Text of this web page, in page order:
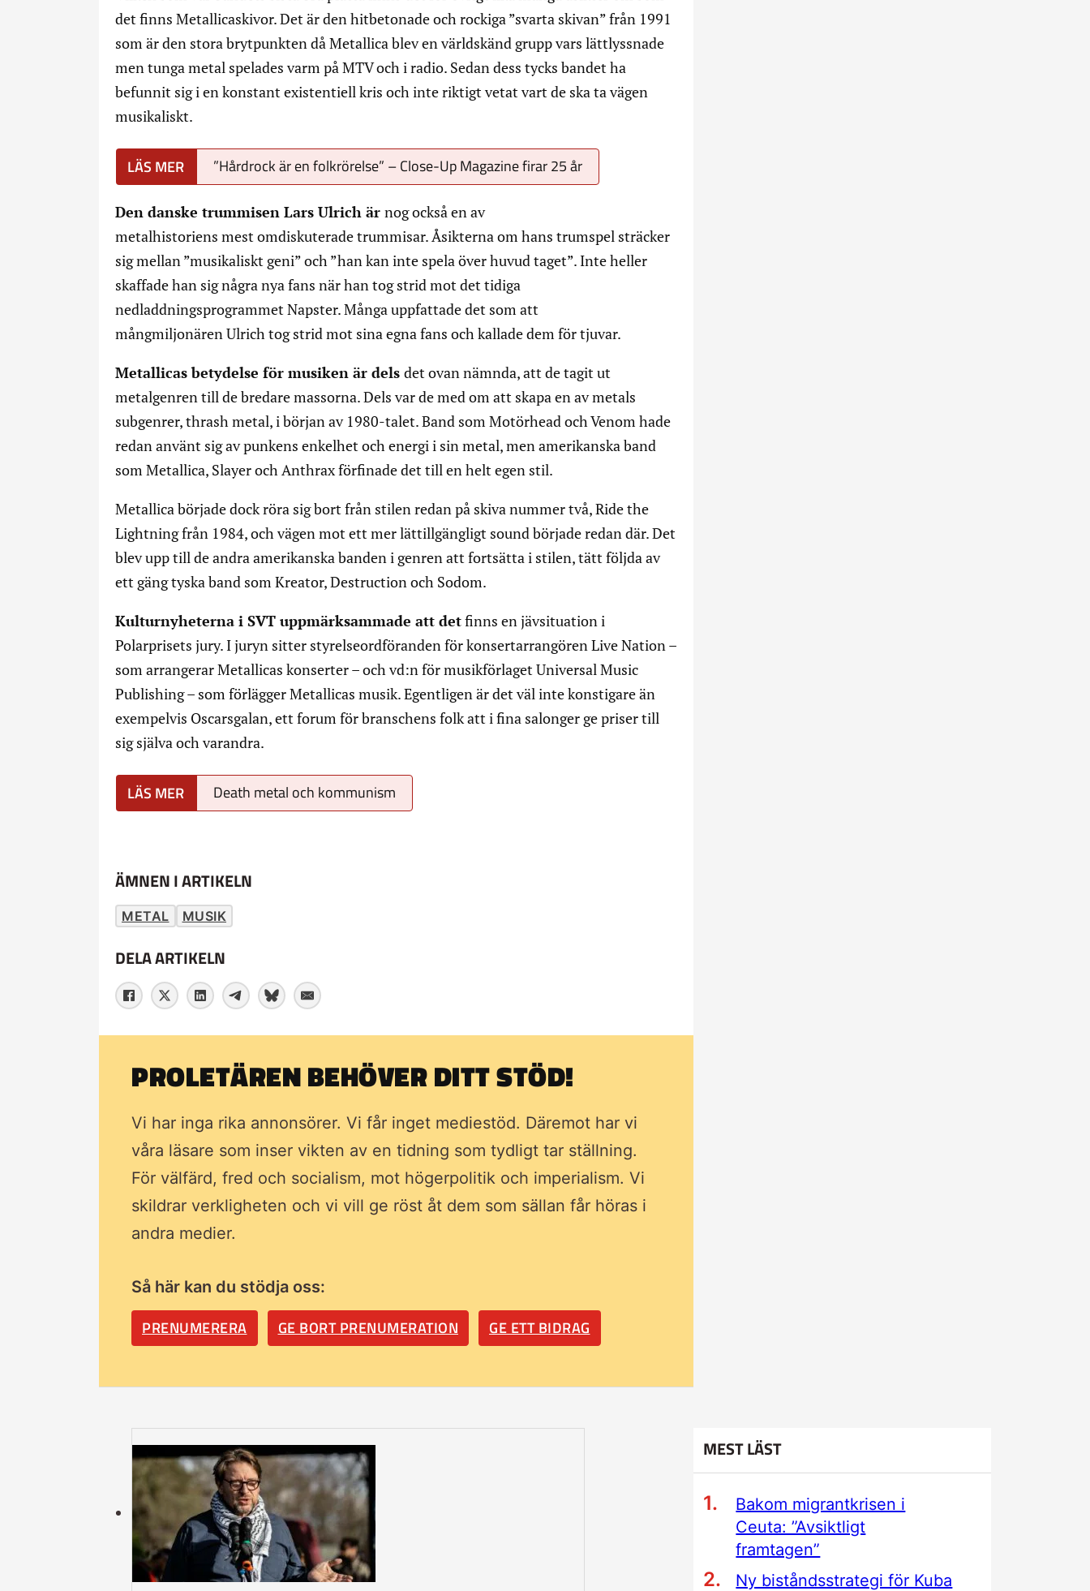
det finns Metallicaskivor. Det är den hitbetonade och rockiga ”svarta skivan” från 1991
som är den stora brytpunkten då Metallica blev en världskänd grupp vars lättlyssnade
men tunga metal spelades varm på MTV och i radio. Sedan dess tycks bandet ha
befunnit sig i en konstant existentiell kris och inte riktigt vetat vart de ska ta vägen
musikaliskt.
”Hårdrock är en folkrörelse” – Close-Up Magazine firar 25 år
Den danske trummisen Lars Ulrich är nog också en av
metalhistoriens mest omdiskuterade trummisar. Åsikterna om hans trumspel sträcker
sig mellan ”musikaliskt geni” och ”han kan inte spela över huvud taget”. Inte heller
skaffade han sig några nya fans när han tog strid mot det tidiga
nedladdningsprogrammet Napster. Många uppfattade det som att
mångmiljonären Ulrich tog strid mot sina egna fans och kallade dem för tjuvar.
Metallicas betydelse för musiken är dels det ovan nämnda, att de tagit ut
metalgenren till de bredare massorna. Dels var de med om att skapa en av metals
subgenrer, thrash metal, i början av 1980-talet. Band som Motörhead och Venom hade
redan använt sig av punkens enkelhet och energi i sin metal, men amerikanska band
som Metallica, Slayer och Anthrax förfinade det till en helt egen stil.
Metallica började dock röra sig bort från stilen redan på skiva nummer två, Ride the
Lightning från 1984, och vägen mot ett mer lättillgängligt sound började redan där. Det
blev upp till de andra amerikanska banden i genren att fortsätta i stilen, tätt följda av
ett gäng tyska band som Kreator, Destruction och Sodom.
Kulturnyheterna i SVT uppmärksammade att detfinns en jävsituation i
Polarprisets jury. I juryn sitter styrelseordföranden för konsertarrangören Live Nation –
som arrangerar Metallicas konserter – och vd:n för musikförlaget Universal Music
Publishing – som förlägger Metallicas musik. Egentligen är det väl inte konstigare än
exempelvis Oscarsgalan, ett forum för branschens folk att i fina salonger ge priser till
sig själva och varandra.
Death metal och kommunism
ÄMNEN I ARTIKELN
METAL MUSIK
DELA ARTIKELN
PROLETÄREN BEHÖVER DITT STÖD!
Vi har inga rika annonsörer. Vi får inget mediestöd. Däremot har vi
våra läsare som inser vikten av en tidning som tydligt tar ställning.
För välfärd, fred och socialism, mot högerpolitik och imperialism. Vi
skildrar verkligheten och vi vill ge röst åt dem som sällan får höras i
andra medier.
Så här kan du stödja oss:
PRENUMERERA GE BORT PRENUMERATION GE ETT BIDRAG
MEST LÄST
Bakom migrantkrisen i
Ceuta: ”Avsiktligt
framtagen”
Ny biståndsstrategi för Kuba